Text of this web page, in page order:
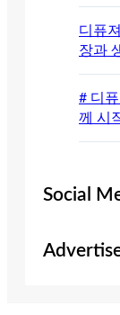
디퓨
장과
# 디
께 시
Social